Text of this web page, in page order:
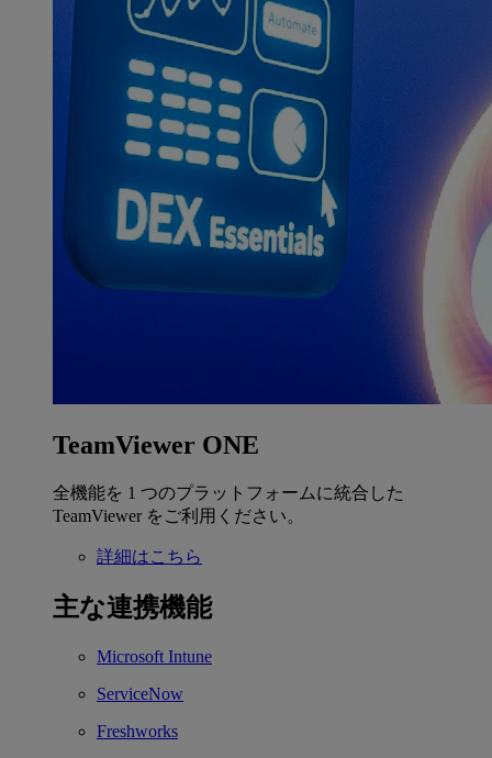
TeamViewer ONE
全機能を 1 つのプラットフォームに統合した
TeamViewer をご利用ください。
詳細はこちら
主な連携機能
Microsoft Intune
ServiceNow
Freshworks